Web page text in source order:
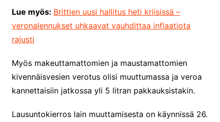
Lue myös: Brittien uusi hallitus heti kriisissä –
veronalennukset uhkaavat vauhdittaa inflaatiota
rajusti
Myös makeuttamattomien ja maustamattomien
kivennäisvesien verotus olisi muuttumassa ja veroa
kannettaisiin jatkossa yli 5 litran pakkauksistakin.
Lausuntokierros lain muuttamisesta on käynnissä 26.